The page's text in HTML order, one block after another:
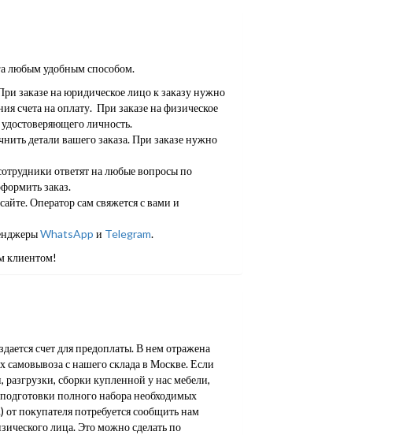
любым удобным способом.
заказе на юридическое лицо к заказу нужно
счета на оплату. При заказе на физическое
личность.
детали вашего заказа. При заказе нужно
ответят на любые вопросы по
заказ.
Оператор сам свяжется с вами и
WhatsApp и Telegram.
клиентом!
счет для предоплаты. В нем отражена
самовывоза с нашего склада в Москве. Если
сборки купленной у нас мебели,
полного набора необходимых
покупателя потребуется сообщить нам
лица. Это можно сделать по